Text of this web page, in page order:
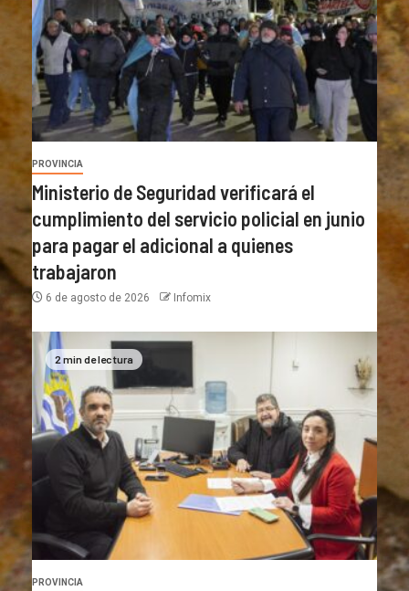
PROVINCIA
Ministerio de Seguridad verificará el
cumplimiento del servicio policial en junio
para pagar el adicional a quienes
trabajaron
6 de agosto de 2026 Infomix
2 min de lectura
PROVINCIA